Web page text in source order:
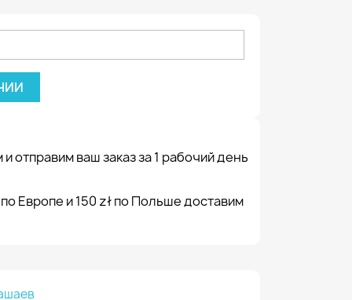
отправим ваш заказ за 1 рабочий день
Европе и 150 zł по Польше доставим